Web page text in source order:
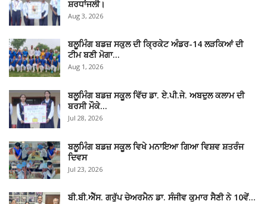
ਸ਼ਰਧਾਂਜਲੀ।
Aug 3, 2026
ਬਲੂਮਿੰਗ ਬਡਜ਼ ਸਕੁਲ ਦੀ ਕ੍ਰਿਕੇਟ ਅੰਡਰ-14 ਲੜਕਿਆਂ ਦੀ
ਟੀਮ ਬਣੀ ਮੋਗਾ…
Aug 1, 2026
ਬਲੂਮਿੰਗ ਬਡਜ਼ ਸਕੂਲ ਵਿੱਚ ਡਾ. ਏ.ਪੀ.ਜੇ. ਅਬਦੁਲ ਕਲਾਮ ਦੀ
ਬਰਸੀ ਮੌਕੇ…
Jul 28, 2026
ਬਲੂਮਿੰਗ ਬਡਜ਼ ਸਕੂਲ ਵਿਖੇ ਮਨਾਇਆ ਗਿਆ ਵਿਸ਼ਵ ਸ਼ਤਰੰਜ
ਦਿਵਸ
Jul 23, 2026
ਬੀ.ਬੀ.ਐੱਸ. ਗਰੁੱਪ ਚੇਅਰਮੈਨ ਡਾ. ਸੰਜੀਵ ਕੁਮਾਰ ਸੈਣੀ ਨੇ 10ਵੇਂ…